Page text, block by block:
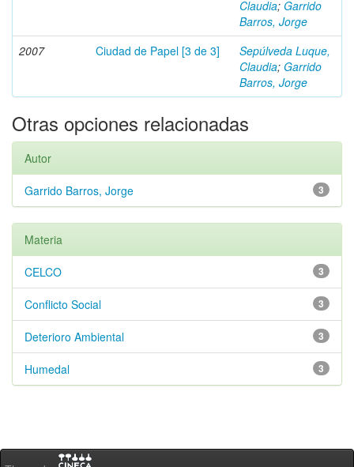
Claudia; Garrido
Barros, Jorge
2007
Ciudad de Papel [3 de 3]
Sepúlveda Luque,
Claudia; Garrido
Barros, Jorge
Otras opciones relacionadas
Autor
3
Garrido Barros, Jorge
Materia
3
CELCO
3
Conflicto Social
3
Deterioro Ambiental
3
Humedal